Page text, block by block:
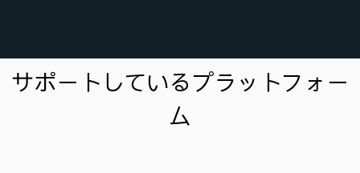
サポートしているプラットフォー
ム